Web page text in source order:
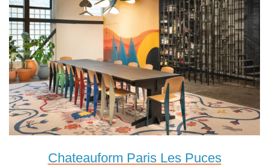
Chateauform Paris Les Puces